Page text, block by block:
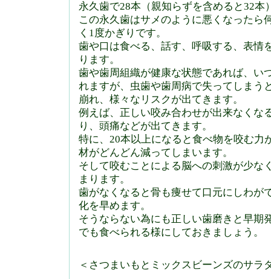
永久歯で28本（親知らずを含めると32本
この永久歯はサメのように悪くなったら
く1度かぎりです。
歯や口は食べる、話す、呼吸する、表情
ります。
歯や歯周組織が健康な状態であれば、い
れますが、虫歯や歯周病で失ってしまう
崩れ、様々なリスクが出てきます。
例えば、正しい咬み合わせが出来なくな
り、頭痛などが出てきます。
特に、20本以上になると食べ物を咬む力
材がどんどん減ってしまいます。
そして咬むことによる脳への刺激が少な
まります。
歯がなくなると骨も痩せて口元にしわが
化を早めます。
そうならない為にも正しい歯磨きと早期
でも食べられる様にしておきましょう。
＜さつまいもとミックスビーンズのサラ